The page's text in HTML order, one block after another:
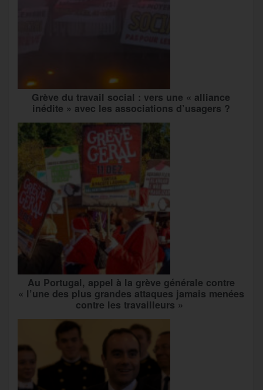
Grève du travail social : vers une « alliance
inédite » avec les associations d’usagers ?
Au Portugal, appel à la grève générale contre
« l’une des plus grandes attaques jamais menées
contre les travailleurs »